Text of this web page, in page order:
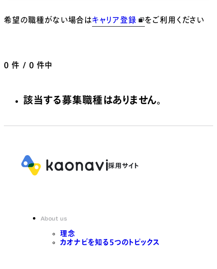
希望の職種がない場合はキャリア登録 をご利用ください
0 件 / 0 件中
該当する募集職種はありません。
About us
理念
カオナビを知る5つのトピックス